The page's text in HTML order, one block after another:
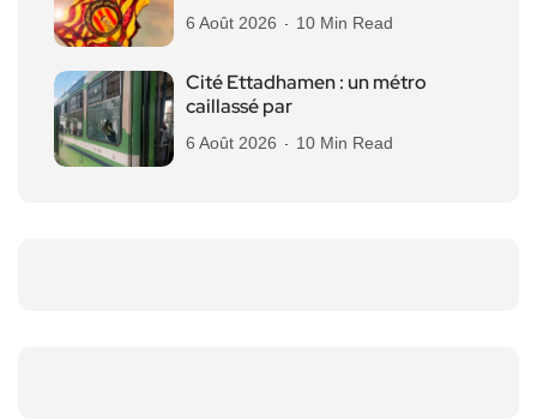
6 Août 2026 10 Min Read
Cité Ettadhamen : un métro
caillassé par
6 Août 2026 10 Min Read